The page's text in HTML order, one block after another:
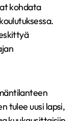
kohdata
tulee uusi lapsi,